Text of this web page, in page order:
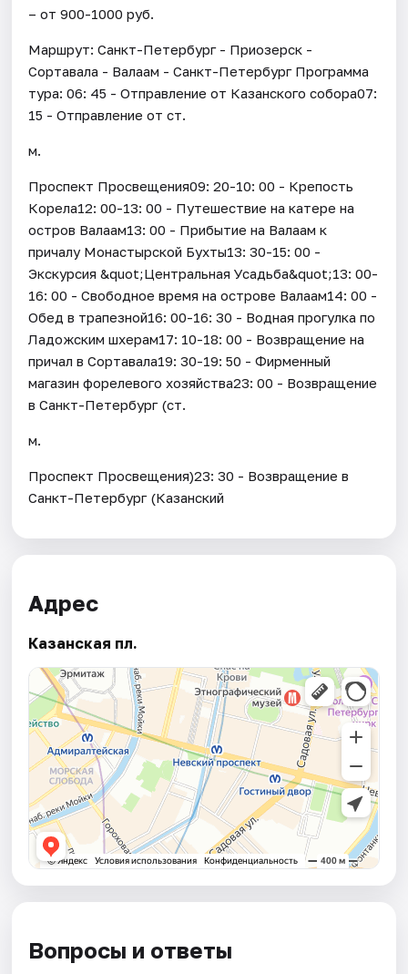
– от 900-1000 руб.
Маршрут: Санкт-Петербург - Приозерск -
Сортавала - Валаам - Санкт-Петербург Программа
тура: 06: 45 - Отправление от Казанского собора07:
15 - Отправление от ст.
м.
Проспект Просвещения09: 20-10: 00 - Крепость
Корела12: 00-13: 00 - Путешествие на катере на
остров Валаам13: 00 - Прибытие на Валаам к
причалу Монастырской Бухты13: 30-15: 00 -
Экскурсия &quot;Центральная Усадьба&quot;13: 00-
16: 00 - Свободное время на острове Валаам14: 00 -
Обед в трапезной16: 00-16: 30 - Водная прогулка по
Ладожским шхерам17: 10-18: 00 - Возвращение на
причал в Сортавала19: 30-19: 50 - Фирменный
магазин форелевого хозяйства23: 00 - Возвращение
в Санкт-Петербург (ст.
м.
Проспект Просвещения)23: 30 - Возвращение в
Санкт-Петербург (Казанский
Адрес
Казанская пл.
Вопросы и ответы